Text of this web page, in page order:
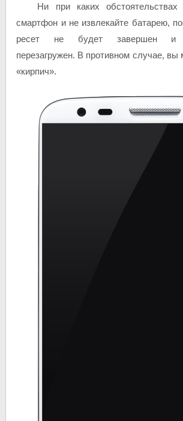
Ни при каких
смартфон и не извлекайте батарею,
ресет не будет завершен и
перезагружен. В противном случае, вы
«кирпич».